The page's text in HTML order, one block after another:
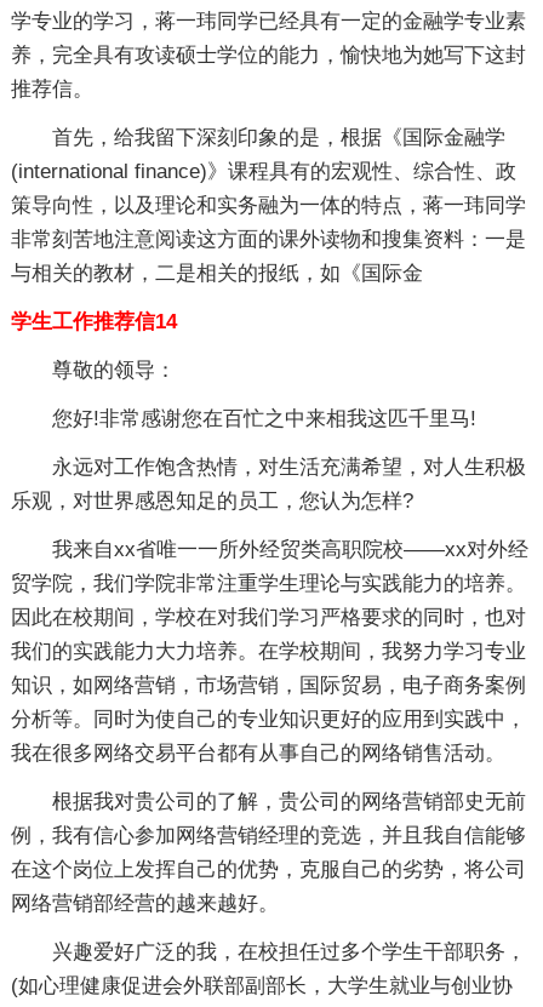
学专业的学习，蒋一玮同学已经具有一定的金融学专业素
养，完全具有攻读硕士学位的能力，愉快地为她写下这封
推荐信。
首先，给我留下深刻印象的是，根据《国际金融学
(international finance)》课程具有的宏观性、综合性、政
策导向性，以及理论和实务融为一体的特点，蒋一玮同学
非常刻苦地注意阅读这方面的课外读物和搜集资料：一是
与相关的教材，二是相关的报纸，如《国际金
学生工作推荐信14
尊敬的领导：
您好!非常感谢您在百忙之中来相我这匹千里马!
永远对工作饱含热情，对生活充满希望，对人生积极
乐观，对世界感恩知足的员工，您认为怎样?
我来自xx省唯一一所外经贸类高职院校——xx对外经
贸学院，我们学院非常注重学生理论与实践能力的培养。
因此在校期间，学校在对我们学习严格要求的同时，也对
我们的实践能力大力培养。在学校期间，我努力学习专业
知识，如网络营销，市场营销，国际贸易，电子商务案例
分析等。同时为使自己的专业知识更好的应用到实践中，
我在很多网络交易平台都有从事自己的网络销售活动。
根据我对贵公司的了解，贵公司的网络营销部史无前
例，我有信心参加网络营销经理的竞选，并且我自信能够
在这个岗位上发挥自己的优势，克服自己的劣势，将公司
网络营销部经营的越来越好。
兴趣爱好广泛的我，在校担任过多个学生干部职务，
(如心理健康促进会外联部副部长，大学生就业与创业协